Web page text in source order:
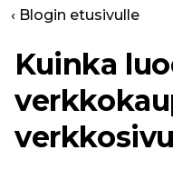
‹ Blogin etusivulle
Kuinka